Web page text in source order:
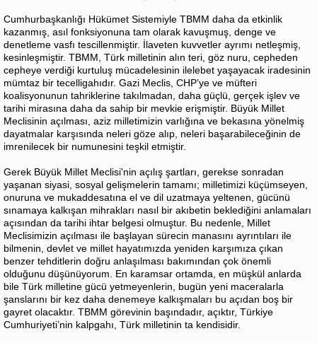
Cumhurbaşkanlığı Hükümet Sistemiyle TBMM daha da etkinlik
kazanmış, asıl fonksiyonuna tam olarak kavuşmuş, denge ve
denetleme vasfı tescillenmiştir. İlaveten kuvvetler ayrımı netleşmiş,
kesinleşmiştir. TBMM, Türk milletinin alın teri, göz nuru, cepheden
cepheye verdiği kurtuluş mücadelesinin ilelebet yaşayacak iradesinin
mümtaz bir tecelligahıdır. Gazi Meclis, CHP’ye ve müfteri
koalisyonunun tahriklerine takılmadan, daha güçlü, gerçek işlev ve
tarihi mirasına daha da sahip bir mevkie erişmiştir. Büyük Millet
Meclisinin açılması, aziz milletimizin varlığına ve bekasına yönelmiş
dayatmalar karşısında neleri göze alıp, neleri başarabileceğinin de
imrenilecek bir numunesini teşkil etmiştir.
Gerek Büyük Millet Meclisi'nin açılış şartları, gerekse sonradan
yaşanan siyasi, sosyal gelişmelerin tamamı; milletimizi küçümseyen,
onuruna ve mukaddesatına el ve dil uzatmaya yeltenen, gücünü
sınamaya kalkışan mihrakları nasıl bir akıbetin beklediğini anlamaları
açısından da tarihi ihtar belgesi olmuştur. Bu nedenle, Millet
Meclisimizin açılması ile başlayan sürecin manasını ayrıntıları ile
bilmenin, devlet ve millet hayatımızda yeniden karşımıza çıkan
benzer tehditlerin doğru anlaşılması bakımından çok önemli
olduğunu düşünüyorum. En karamsar ortamda, en müşkül anlarda
bile Türk milletine gücü yetmeyenlerin, bugün yeni maceralarla
şanslarını bir kez daha denemeye kalkışmaları bu açıdan boş bir
gayret olacaktır. TBMM görevinin başındadır, açıktır, Türkiye
Cumhuriyeti’nin kalpgahı, Türk milletinin ta kendisidir.